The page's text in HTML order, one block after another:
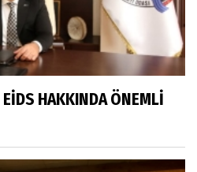
EİDS HAKKINDA ÖNEMLİ